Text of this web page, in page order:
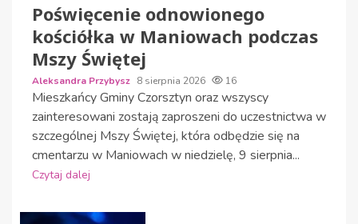
Poświęcenie odnowionego
kościółka w Maniowach podczas
Mszy Świętej
Aleksandra Przybysz 8 sierpnia 2026 16
Mieszkańcy Gminy Czorsztyn oraz wszyscy
zainteresowani zostają zaproszeni do uczestnictwa w
szczególnej Mszy Świętej, która odbędzie się na
cmentarzu w Maniowach w niedzielę, 9 sierpnia...
Czytaj dalej